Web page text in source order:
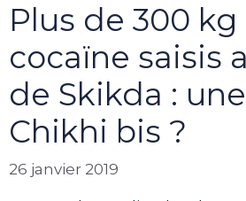
Plus de 300 kg
cocaïne saisis
de Skikda :
Chikhi bis ?
26 janvier 2019